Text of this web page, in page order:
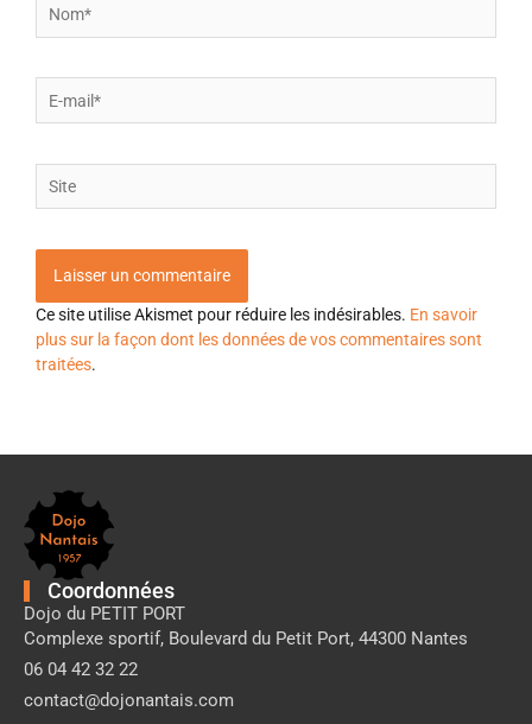
mail*
Ce site utilise Akismet pour réduire les indésirables. En savoir
plus sur la façon dont les données de vos commentaires sont
traitées.
Pied
de
page
Dojo
Nantais
Coordonnées
Dojo du PETIT PORT
Complexe sportif, Boulevard du Petit Port, 44300 Nantes
06 04 42 32 22
contact@dojonantais.com